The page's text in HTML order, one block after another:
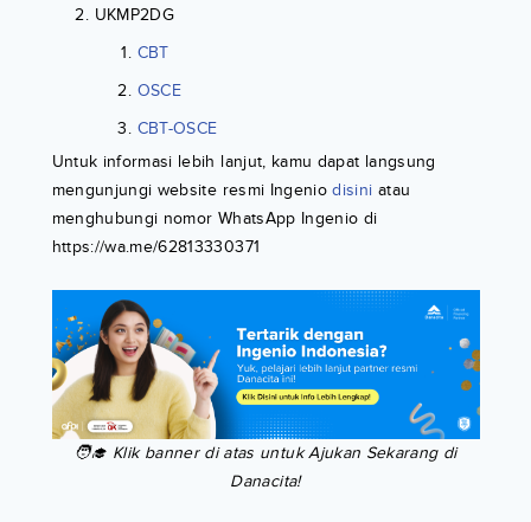
UKMP2DG
CBT
OSCE
CBT-OSCE
Untuk informasi lebih lanjut, kamu dapat langsung
mengunjungi website resmi Ingeniodisini atau
menghubungi nomor WhatsApp Ingenio di
https://wa.me/62813330371
🧑‍🎓 Klik banner di atas untuk Ajukan Sekarang di
Danacita!